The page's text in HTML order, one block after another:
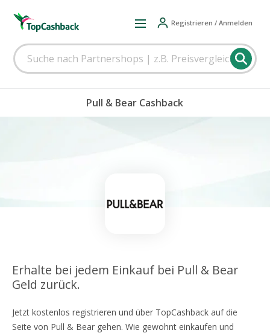
Registrieren / Anmelden
Pull & Bear Cashback
Erhalte bei jedem Einkauf bei Pull & Bear
Geld zurück.
Jetzt kostenlos registrieren und über TopCashback auf die
Seite von Pull & Bear gehen. Wie gewohnt einkaufen und